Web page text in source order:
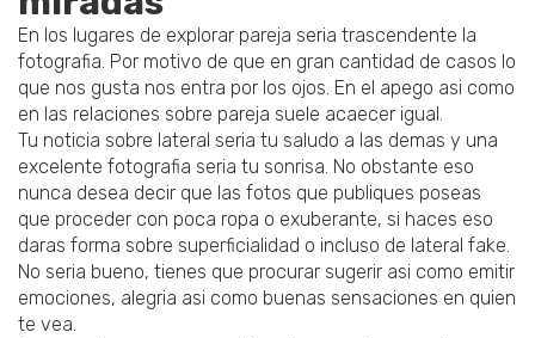
En los lugares de explorar pareja seri­a trascendente la
fotografia. Por motivo de que en gran cantidad de casos lo
que nos gusta nos entra por los ojos. En el apego asi­ como
en las relaciones sobre pareja suele acaecer igual.
Tu noticia sobre lateral seri­a tu saludo a las demas y una
excelente fotografia seri­a tu sonrisa. No obstante eso
nunca desea decir que las fotos que publiques poseas
que proceder con poca ropa o exuberante, si haces eso
daras forma sobre superficialidad o incluso de lateral fake.
No seri­a bueno, tienes que procurar sugerir asi­ como emitir
emociones, alegria asi­ como buenas sensaciones en quien
te vea.